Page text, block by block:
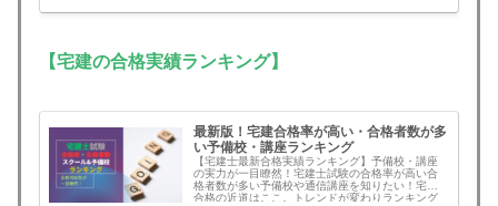
【宅建の合格実績ランキング】
最新版！宅建合格率が高い・合格者数が多
い予備校・講座ランキング
【宅建士最新合格実績ランキング】予備校・講座
の実力が一目瞭然！宅建士試験の合格率が高い合
格者数が多い予備校や通信講座を知りたい！宅建
合格の近道はここ。トレンドが変わりランキング